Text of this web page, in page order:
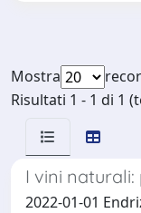
Mostra
Risultati 1 - 1 di 1
I vini
2022-01-01